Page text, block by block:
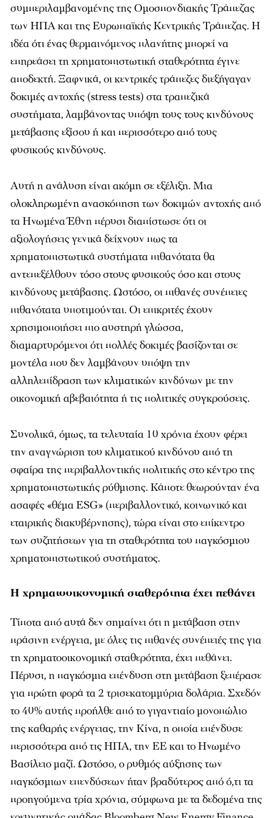
συμπεριλαμβανομένης της Ομοσπονδιακής Τράπεζας
των ΗΠΑ και της Ευρωπαϊκής Κεντρικής Τράπεζας. Η
ιδέα ότι ένας θερμαινόμενος πλανήτης μπορεί να
επηρεάσει τη χρηματοπιστωτική σταθερότητα έγινε
αποδεκτή. Ξαφνικά, οι κεντρικές τράπεζες διεξήγαγαν
δοκιμές αντοχής (stress tests) στα τραπεζικά
συστήματα, λαμβάνοντας υπόψη τους τους κινδύνους
μετάβασης εξίσου ή και περισσότερο από τους
φυσικούς κινδύνους.
Αυτή η ανάλυση είναι ακόμη σε εξέλιξη. Μια
ολοκληρωμένη ανασκόπηση των δοκιμών αντοχής από
τα Ηνωμένα Έθνη πέρυσι διαπίστωσε ότι οι
αξιολογήσεις γενικά δείχνουν πως τα
χρηματοπιστωτικά συστήματα πιθανότατα θα
αντεπεξέλθουν τόσο στους φυσικούς όσο και στους
κινδύνους μετάβασης. Ωστόσο, οι πιθανές συνέπειες
πιθανότατα υποτιμούνται. Οι επικριτές έχουν
χρησιμοποιήσει πιο αυστηρή γλώσσα,
διαμαρτυρόμενοι ότι πολλές δοκιμές βασίζονται σε
μοντέλα που δεν λαμβάνουν υπόψη την
αλληλεπίδραση των κλιματικών κινδύνων με την
οικονομική αβεβαιότητα ή τις πολιτικές συγκρούσεις.
Συνολικά, όμως, τα τελευταία 10 χρόνια έχουν φέρει
την αναγνώριση του κλιματικού κινδύνου από τη
σφαίρα της περιβαλλοντικής πολιτικής στο κέντρο της
χρηματοπιστωτικής ρύθμισης. Κάποτε θεωρούνταν ένα
ασαφές «θέμα ESG» (περιβαλλοντικό, κοινωνικό και
εταιρικής διακυβέρνησης), τώρα είναι στο επίκεντρο
των συζητήσεων για τη σταθερότητα του παγκόσμιου
χρηματοπιστωτικού συστήματος.
H χρηματοοικονομική σταθερότητα έχει πεθάνει
Τίποτα από αυτά δεν σημαίνει ότι η μετάβαση στην
πράσινη ενέργεια, με όλες τις πιθανές συνέπειές της για
τη χρηματοοικονομική σταθερότητα, έχει πεθάνει.
Πέρυσι, η παγκόσμια επένδυση στη μετάβαση ξεπέρασε
για πρώτη φορά τα 2 τρισεκατομμύρια δολάρια. Σχεδόν
το 40% αυτής προήλθε από το γιγαντιαίο μονοπώλιο
της καθαρής ενέργειας, την Κίνα, η οποία επένδυσε
περισσότερα από τις ΗΠΑ, την ΕΕ και το Ηνωμένο
Βασίλειο μαζί. Ωστόσο, ο ρυθμός αύξησης των
παγκόσμιων επενδύσεων ήταν βραδύτερος από ό,τι τα
προηγούμενα τρία χρόνια, σύμφωνα με τα δεδομένα της